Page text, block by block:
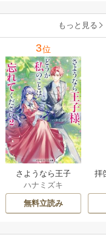
もっと見る
3位
さようなら王子
様、どうか私のこ
とは忘れてくださ
い
ハナミズキ
無料立読み
拝